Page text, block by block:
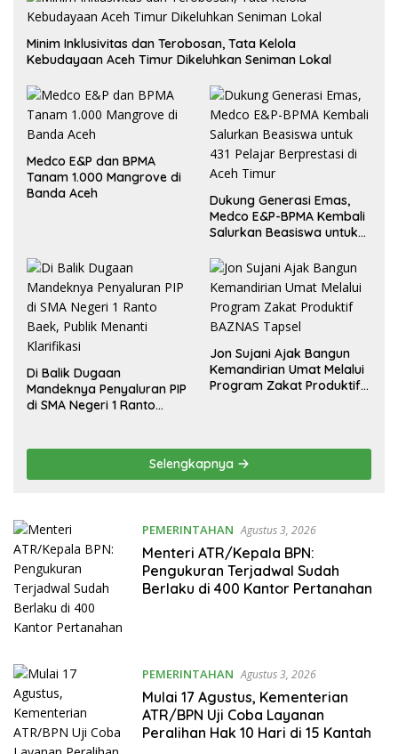
Minim Inklusivitas dan Terobosan, Tata Kelola
Kebudayaan Aceh Timur Dikeluhkan Seniman Lokal
Medco E&P dan BPMA
Tanam 1.000 Mangrove di
Banda Aceh
Dukung Generasi Emas,
Medco E&P-BPMA Kembali
Salurkan Beasiswa untuk
Di Balik Dugaan
Mandeknya Penyaluran PIP
di SMA Negeri 1 Ranto
Jon Sujani Ajak Bangun
Kemandirian Umat Melalui
Program Zakat Produktif
Selengkapnya
PEMERINTAHAN Agustus 3, 2026
Menteri ATR/Kepala BPN:
Pengukuran Terjadwal Sudah
Berlaku di 400 Kantor Pertanahan
PEMERINTAHAN Agustus 3, 2026
Mulai 17 Agustus, Kementerian
ATR/BPN Uji Coba Layanan
Peralihan Hak 10 Hari di 15 Kantah